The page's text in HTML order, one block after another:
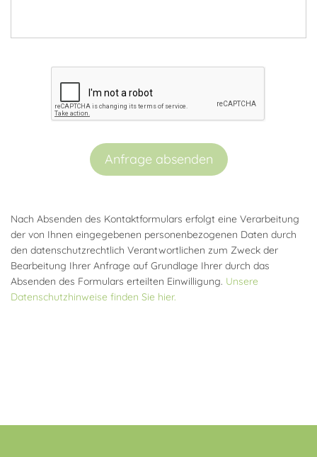
Anfrage absenden
Nach Absenden des Kontaktformulars erfolgt eine Verarbeitung
der von Ihnen eingegebenen personenbezogenen Daten durch
den datenschutzrechtlich Verantwortlichen zum Zweck der
Bearbeitung Ihrer Anfrage auf Grundlage Ihrer durch das
Absenden des Formulars erteilten Einwilligung. Unsere
Datenschutzhinweise finden Sie hier.